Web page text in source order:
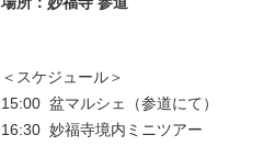
＜スケジュール＞
15:00 盆マルシェ（参道にて）
16:30 妙福寺境内ミニツアー